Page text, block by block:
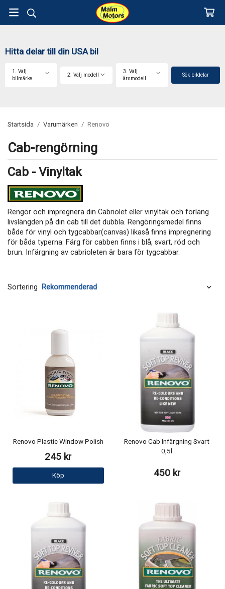
Hitta delar till din USA bil
1. Välj
bilmärke
2. Välj modell
3. Välj
årsmodell
Sök bildelar
Startsida / Varumärken / Renovo
Cab-rengörning
Cab - Vinyltak
Rengör och impregnera din Cabriolet eller vinyltak och förläng
livslängden på din cab till det dubbla. Rengöringsmedel finns
både för vinyl och tygcabbar(canvas) likaså finns impregnering
för båda typerna. Färg för cabben finns i blå, svart, röd och
brun. Infärgning av cabrioleten är bara för tygcabbar.
Sortering
Renovo Plastic Window Polish
245 kr
Köp
Renovo Cab Infärgning Svart
0,5l
450 kr